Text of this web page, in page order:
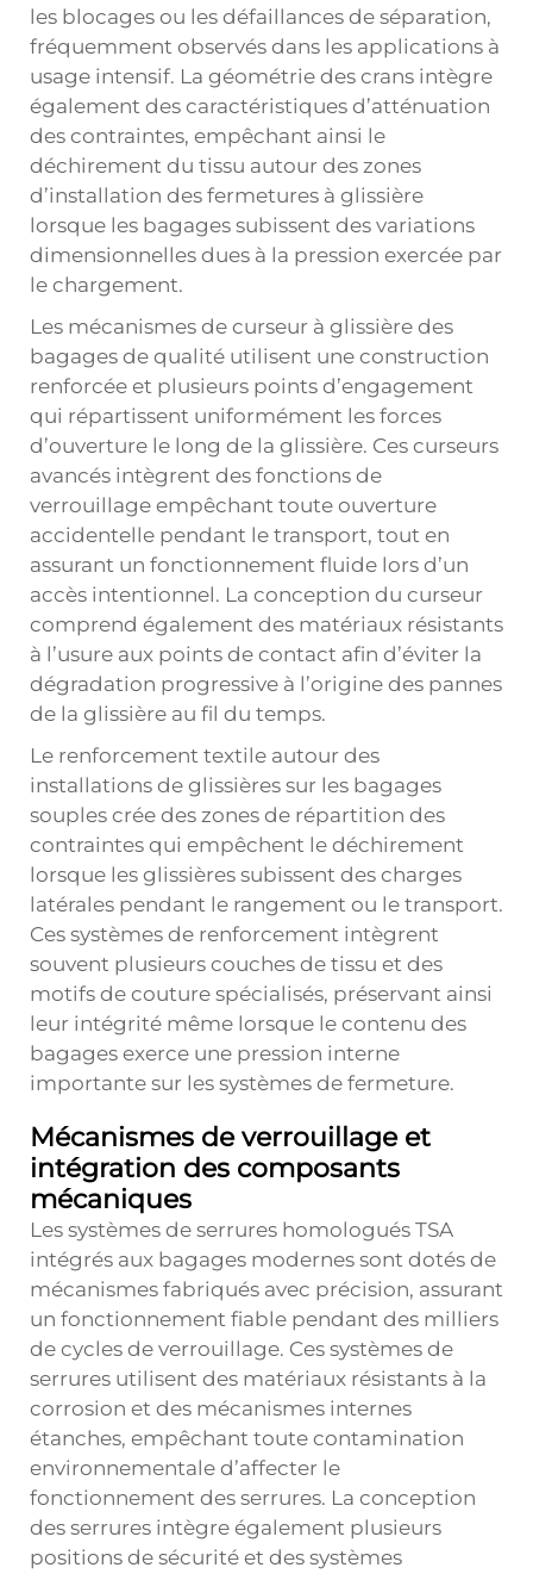
les blocages ou les défaillances de séparation,
fréquemment observés dans les applications à
usage intensif. La géométrie des crans intègre
également des caractéristiques d’atténuation
des contraintes, empêchant ainsi le
déchirement du tissu autour des zones
d’installation des fermetures à glissière
lorsque les bagages subissent des variations
dimensionnelles dues à la pression exercée par
le chargement.
Les mécanismes de curseur à glissière des
bagages de qualité utilisent une construction
renforcée et plusieurs points d’engagement
qui répartissent uniformément les forces
d’ouverture le long de la glissière. Ces curseurs
avancés intègrent des fonctions de
verrouillage empêchant toute ouverture
accidentelle pendant le transport, tout en
assurant un fonctionnement fluide lors d’un
accès intentionnel. La conception du curseur
comprend également des matériaux résistants
à l’usure aux points de contact afin d’éviter la
dégradation progressive à l’origine des pannes
de la glissière au fil du temps.
Le renforcement textile autour des
installations de glissières sur les bagages
souples crée des zones de répartition des
contraintes qui empêchent le déchirement
lorsque les glissières subissent des charges
latérales pendant le rangement ou le transport.
Ces systèmes de renforcement intègrent
souvent plusieurs couches de tissu et des
motifs de couture spécialisés, préservant ainsi
leur intégrité même lorsque le contenu des
bagages exerce une pression interne
importante sur les systèmes de fermeture.
Mécanismes de verrouillage et
intégration des composants
mécaniques
Les systèmes de serrures homologués TSA
intégrés aux bagages modernes sont dotés de
mécanismes fabriqués avec précision, assurant
un fonctionnement fiable pendant des milliers
de cycles de verrouillage. Ces systèmes de
serrures utilisent des matériaux résistants à la
corrosion et des mécanismes internes
étanches, empêchant toute contamination
environnementale d’affecter le
fonctionnement des serrures. La conception
des serrures intègre également plusieurs
positions de sécurité et des systèmes